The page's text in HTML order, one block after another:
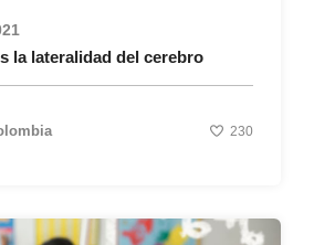
la lateralidad del cerebro
230